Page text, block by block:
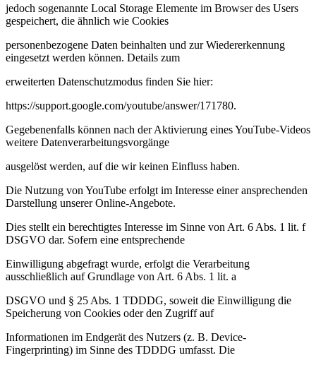
jedoch sogenannte Local Storage Elemente im Browser des Users
gespeichert, die ähnlich wie Cookies
personenbezogene Daten beinhalten und zur Wiedererkennung
eingesetzt werden können. Details zum
erweiterten Datenschutzmodus finden Sie hier:
https://support.google.com/youtube/answer/171780.
Gegebenenfalls können nach der Aktivierung eines YouTube-Videos
weitere Datenverarbeitungsvorgänge
ausgelöst werden, auf die wir keinen Einfluss haben.
Die Nutzung von YouTube erfolgt im Interesse einer ansprechenden
Darstellung unserer Online-Angebote.
Dies stellt ein berechtigtes Interesse im Sinne von Art. 6 Abs. 1 lit. f
DSGVO dar. Sofern eine entsprechende
Einwilligung abgefragt wurde, erfolgt die Verarbeitung
ausschließlich auf Grundlage von Art. 6 Abs. 1 lit. a
DSGVO und § 25 Abs. 1 TDDDG, soweit die Einwilligung die
Speicherung von Cookies oder den Zugriff auf
Informationen im Endgerät des Nutzers (z. B. Device-
Fingerprinting) im Sinne des TDDDG umfasst. Die